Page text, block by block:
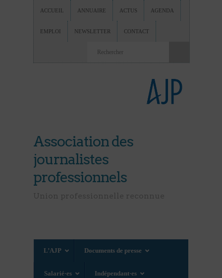
ACCUEIL ANNUAIRE ACTUS AGENDA
EMPLOI NEWSLETTER CONTACT
Association des
journalistes
professionnels
L’AJP Documents de presse
Salarié·es Indépendant·es